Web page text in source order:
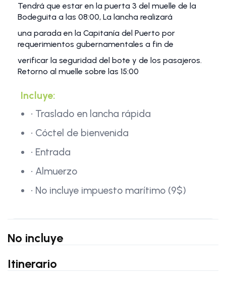
Tendrá que estar en la puerta 3 del muelle de la
Bodeguita a las 08:00, La lancha realizará
una parada en la Capitanía del Puerto por
requerimientos gubernamentales a fin de
verificar la seguridad del bote y de los pasajeros.
Retorno al muelle sobre las 15:00
Incluye:
• Traslado en lancha rápida
• Cóctel de bienvenida
• Entrada
• Almuerzo
• No incluye impuesto marítimo (9$)
No incluye
Itinerario